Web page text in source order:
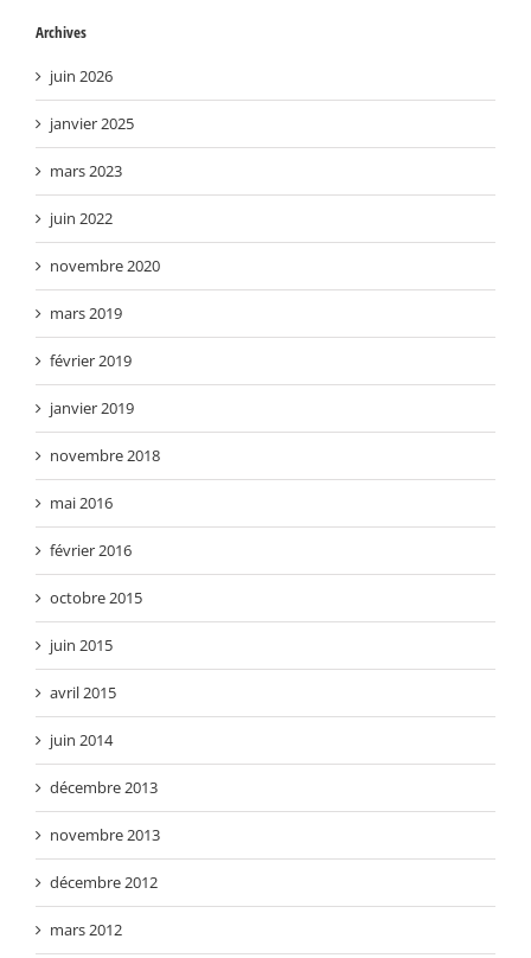
Archives
juin 2026
janvier 2025
mars 2023
juin 2022
novembre 2020
mars 2019
février 2019
janvier 2019
novembre 2018
mai 2016
février 2016
octobre 2015
juin 2015
avril 2015
juin 2014
décembre 2013
novembre 2013
décembre 2012
mars 2012